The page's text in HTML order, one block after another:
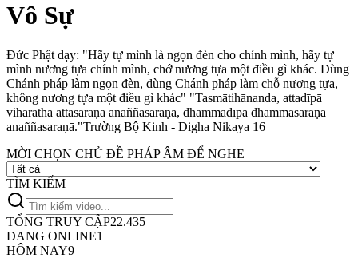
Vô Sự
Đức Phật dạy: "Hãy tự mình là ngọn đèn cho chính mình, hãy tự
mình nương tựa chính mình, chớ nương tựa một điều gì khác. Dùng
Chánh pháp làm ngọn đèn, dùng Chánh pháp làm chỗ nương tựa,
không nương tựa một điều gì khác" "Tasmātihānanda, attadīpā
viharatha attasaraṇā anaññasaraṇā, dhammadīpā dhammasaraṇā
anaññasaraṇā."Trường Bộ Kinh - Digha Nikaya 16
MỜI CHỌN CHỦ ĐỀ PHÁP ÂM ĐỂ NGHE
TÌM KIẾM
TỔNG TRUY CẬP22.435
ĐANG ONLINE1
HÔM NAY9